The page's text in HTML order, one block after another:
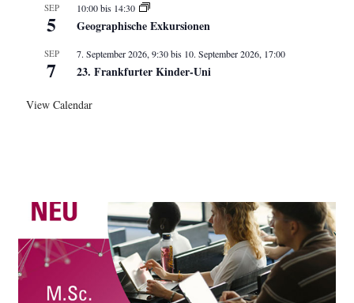
SEP
5
10:00bis 14:30
Geographische Exkursionen
SEP
7
7. September 2026, 9:30bis 10. September 2026, 17:00
23. Frankfurter Kinder-Uni
View Calendar